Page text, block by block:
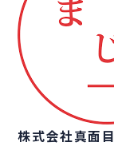
株式会社真面目